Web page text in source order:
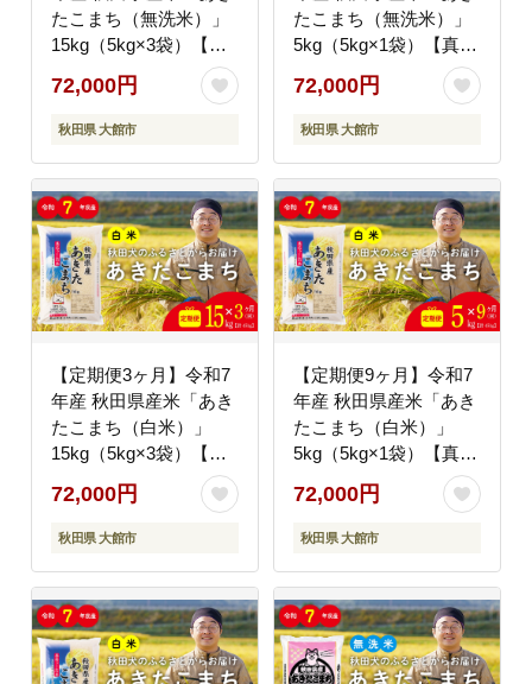
たこまち（無洗米）」
15kg（5kg×3袋）【真
正ファーム】
72,000円
秋田県 大館市
たこまち（無洗米）」
5kg（5kg×1袋）【真正
ファーム】
72,000円
秋田県 大館市
【定期便3ヶ月】令和7
年産 秋田県産米「あき
たこまち（白米）」
15kg（5kg×3袋）【真
正ファーム】
72,000円
秋田県 大館市
【定期便9ヶ月】令和7
年産 秋田県産米「あき
たこまち（白米）」
5kg（5kg×1袋）【真正
ファーム】
72,000円
秋田県 大館市